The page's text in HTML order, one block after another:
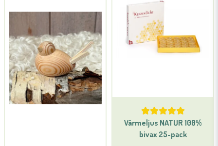
Värmeljus NATUR 100%
bivax 25-pack